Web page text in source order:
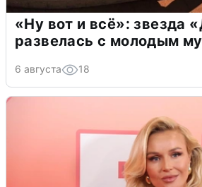
«Ну вот и всё»: звезда
развелась с молодым
6 августа 18